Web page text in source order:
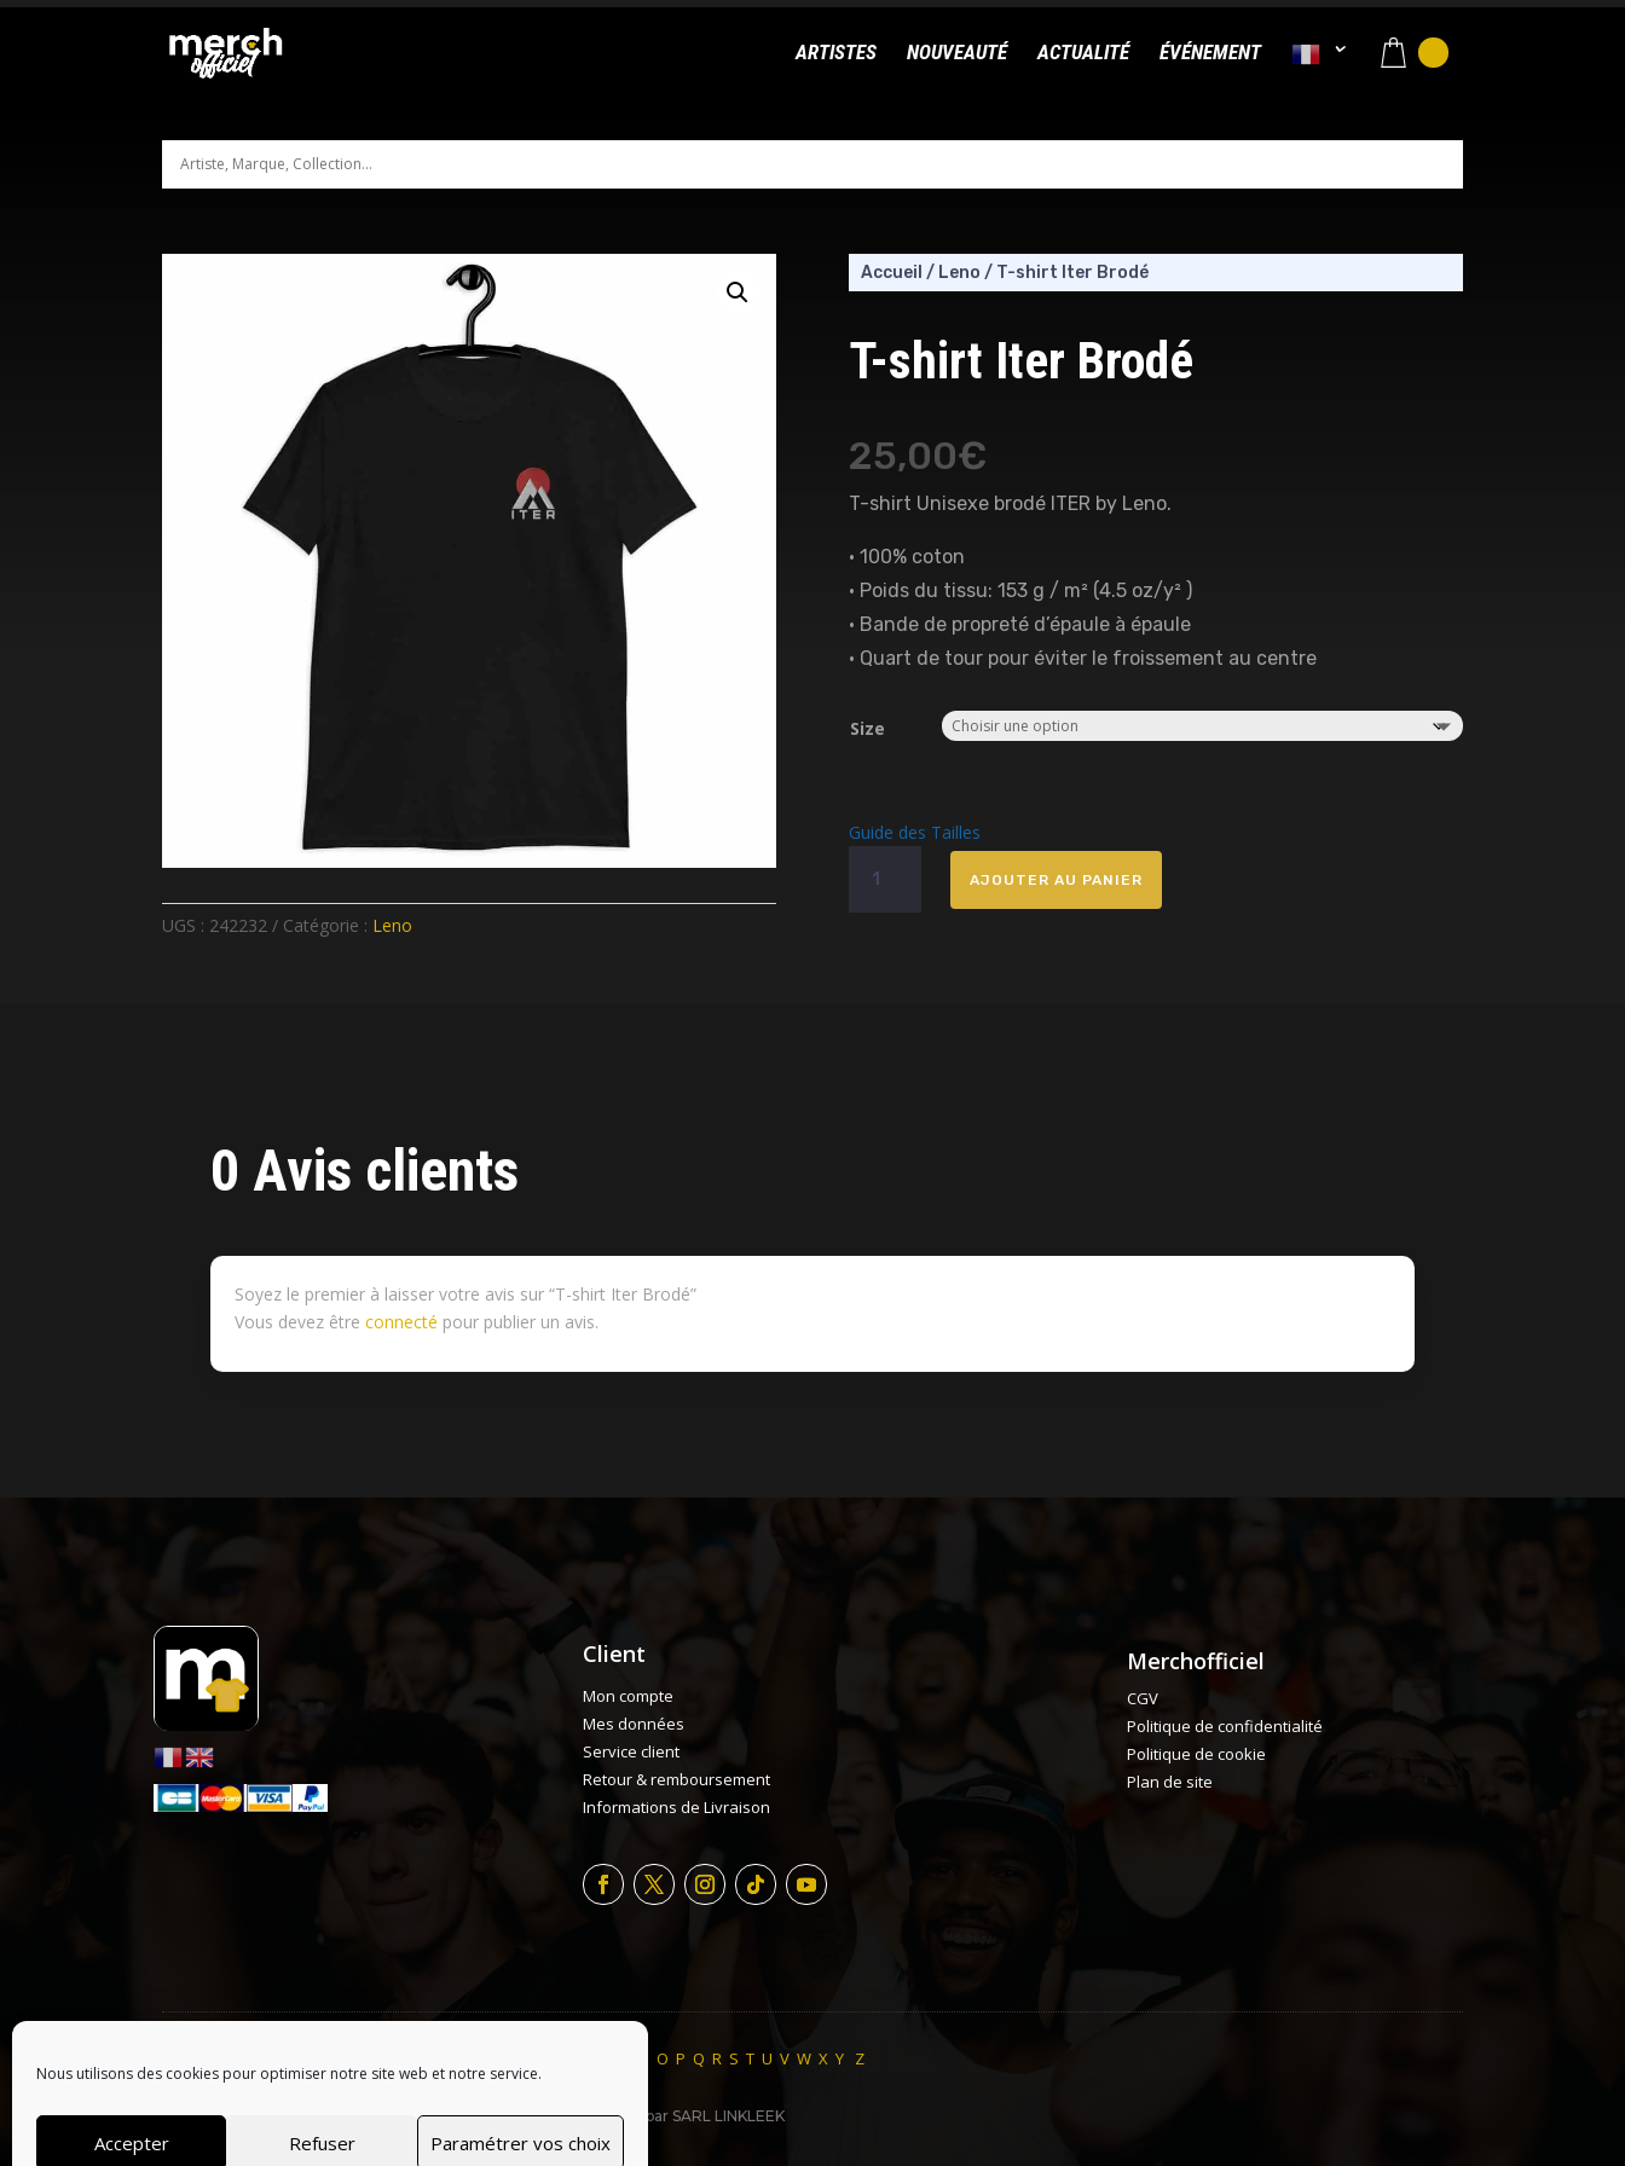
Nous utilisons des cookies pour optimiser notre site web et notre service.
Accepter Refuser Paramétrer vos choix
ARTISTES NOUVEAUTÉ ACTUALITÉ ÉVÉNEMENT
UGS : 242232 Catégorie : Leno
Accueil / Leno / T-shirt Iter Brodé
T-shirt Iter Brodé
25,00€
T-shirt Unisexe brodé ITER by Leno.
• 100% coton
• Poids du tissu: 153 g / m² (4.5 oz/y² )
• Bande de propreté d’épaule à épaule
• Quart de tour pour éviter le froissement au centre
Size
Guide des Tailles
T-
AJOUTER AU PANIER
0 Avis clients
Soyez le premier à laisser votre avis sur “T-shirt Iter Brodé”
Vous devez êtreconnecté pour publier un avis.
Client
Mon compte
Mes données
Service client
Retour & remboursement
Informations de Livraison
Merchofficiel
CGV
Politique de confidentialité
Politique de cookie
Plan de site
O P Q R S T U V W X Y Z
© 2026 Tous droits réservés, Merchofficiel | Website made with ♥ par SARL LINKLEEK